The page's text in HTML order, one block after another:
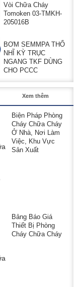
Vòi Chữa Cháy
Tomoken 03-TMKH-
205016B
BƠM SEMMPA THỔ
NHĨ KỲ TRỤC
NGANG TKF DÙNG
CHO PCCC
Xem thêm
Biện Pháp Phòng
Cháy Chữa Cháy
Ở Nhà, Nơi Làm
Việc, Khu Vực
Sản Xuất
Bảng Báo Giá
Thiết Bị Phòng
Cháy Chữa Cháy